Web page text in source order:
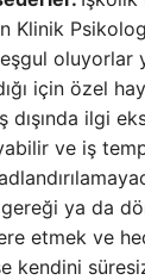
Klinik
oluyorlar
için özel
iş dışında
ve iş
gereği ya da
etmek ve
kendini